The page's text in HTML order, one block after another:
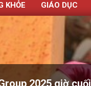
KHỎE GIÁO DỤC
2025 giờ cuối